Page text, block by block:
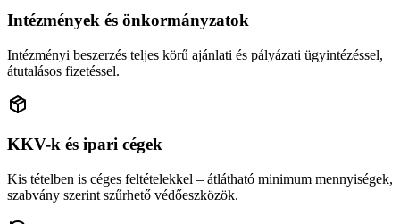
Intézmények és önkormányzatok
Intézményi beszerzés teljes körű ajánlati és pályázati ügyintézéssel,
átutalásos fizetéssel.
KKV-k és ipari cégek
Kis tételben is céges feltételekkel – átlátható minimum mennyiségek,
szabvány szerint szűrhető védőeszközök.